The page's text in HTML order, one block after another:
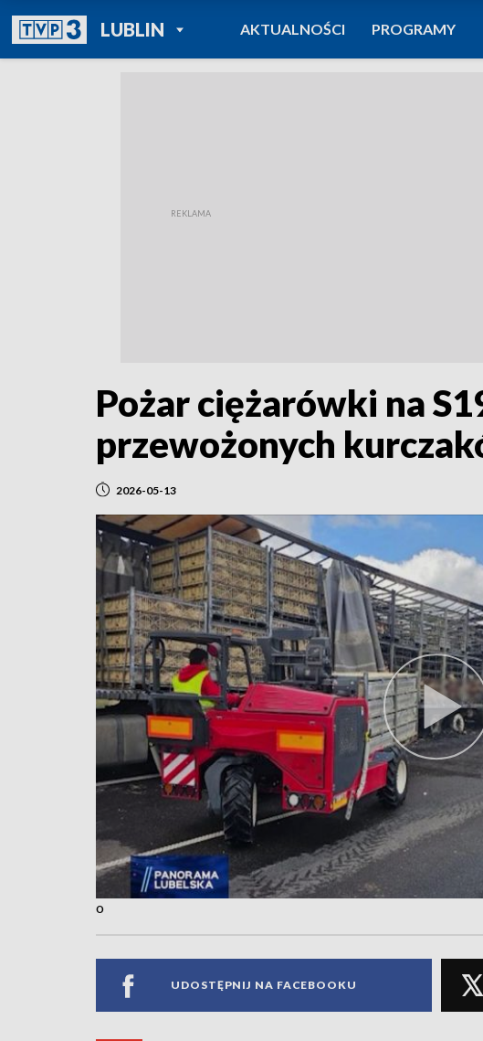
LUBLINPOWRÓT DO
TVP REGIONY
AKTUALNOŚCI PROGRAMY
Pożar ciężarówki na
przewożonych
2026-05-13
o
UDOSTĘPNIJ NA FACEBOOKU